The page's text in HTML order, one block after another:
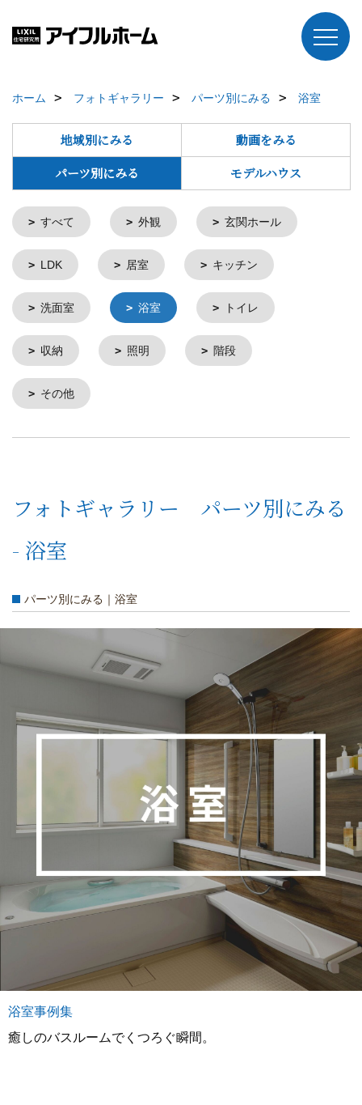
ホーム フォトギャラリー パーツ別にみる 浴室
地域別にみる
動画をみる
パーツ別にみる
モデルハウス
すべて 外観 玄関ホール
LDK 居室 キッチン
洗面室 浴室 トイレ
収納 照明 階段
その他
フォトギャラリー パーツ別にみる
- 浴室
パーツ別にみる｜浴室
浴室事例集
癒しのバスルームでくつろぐ瞬間。